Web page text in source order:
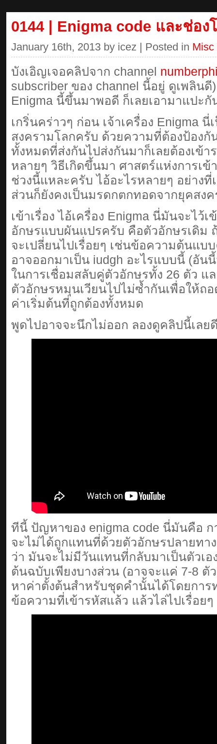
0144 | Enigma code และช่อง
January 16th, 2013 by icez | Posted in Misc
บังเอิญเจอคลิปจาก channel
subscriber ของ channel นี้อยู่ ดูเพลินดี
Enigma นี้ขึ้นมาพอดี ก็เลยเอามาแปะกั
เกริ่นคร่าวๆ ก่อน เจ้าเครื่อง Enigma
สงครามโลกครับ ด้วยความที่ต้องป้อง
ทั้งหมดที่ส่งกันไปส่งกันมาก็เลยต้องเข้
หลายๆ วิธีเกิดขึ้นมา ศาสตร์แห่งการเ
ช่วงนี้แหละครับ ไอ้อะไรหลายๆ อย่างที่
ส่วนก็ยังคงเป็นมรดกตกทอดจากยุคสง
เข้าเรื่อง ไอ้เครื่อง Enigma นี่มันจะไว้
อักษรแบบผันแปรครับ คือตัวอักษรเดิม
จะเปลี่ยนไปเรื่อยๆ เช่นข้อความต้นแบ
อาจออกมาเป็น iudgh อะไรแบบนี้ (อัน
ในการเชื่อมสลับคู่ตัวอักษรทั้ง 26 ตัว
ตัวอักษรหมุนเวียนไปไม่ซ้ำกันเพื่อให้ถ
ค่าเริ่มต้นที่ถูกต้องทั้งหมด
พูดไปอาจจะนึกไม่ออก ลองดูคลิปนี้เลย
ทีนี้ ปัญหาของ enigma code นี่มันคือ
จะไม่ได้ถูกแทนที่ด้วยตัวอักษรปลายทา
ว่า มันจะไม่มีวันแทนที่กลับมาเป็นตัวเอ
ต้นฉบับเพียงบางส่วน (อาจจะแค่ 7-8
หาค่าตั้งต้นสำหรับชุดคำนั้นได้โดยกา
ข้อความที่เข้ารหัสแล้ว แล้วไล่ไปเรื่อย